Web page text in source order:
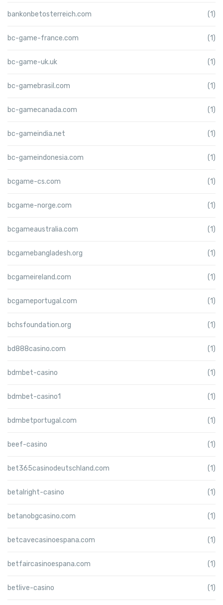
bankonbetosterreich.com (1)
bc-game-france.com (1)
bc-game-uk.uk (1)
bc-gamebrasil.com (1)
bc-gamecanada.com (1)
bc-gameindia.net (1)
bc-gameindonesia.com (1)
bcgame-cs.com (1)
bcgame-norge.com (1)
bcgameaustralia.com (1)
bcgamebangladesh.org (1)
bcgameireland.com (1)
bcgameportugal.com (1)
bchsfoundation.org (1)
bd888casino.com (1)
bdmbet-casino (1)
bdmbet-casino1 (1)
bdmbetportugal.com (1)
beef-casino (1)
bet365casinodeutschland.com (1)
betalright-casino (1)
betanobgcasino.com (1)
betcavecasinoespana.com (1)
betfaircasinoespana.com (1)
betlive-casino (1)